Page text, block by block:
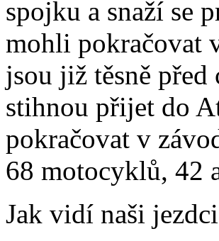
spojku a snaží se
mohli pokračovat
jsou již těsně
stihnou přijet do
pokračovat v
68 motocyklů, 42
Jak vidí naši